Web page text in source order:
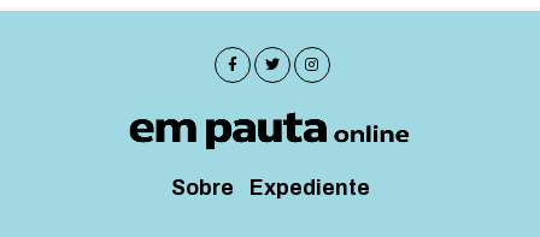
Sobre Expediente